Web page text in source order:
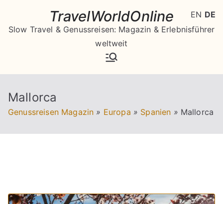
springen
TravelWorldOnline
Slow Travel & Genussreisen: Magazin & Erlebnisführer
weltweit
Mallorca
Genussreisen Magazin » Europa » Spanien » Mallorca
EN DE